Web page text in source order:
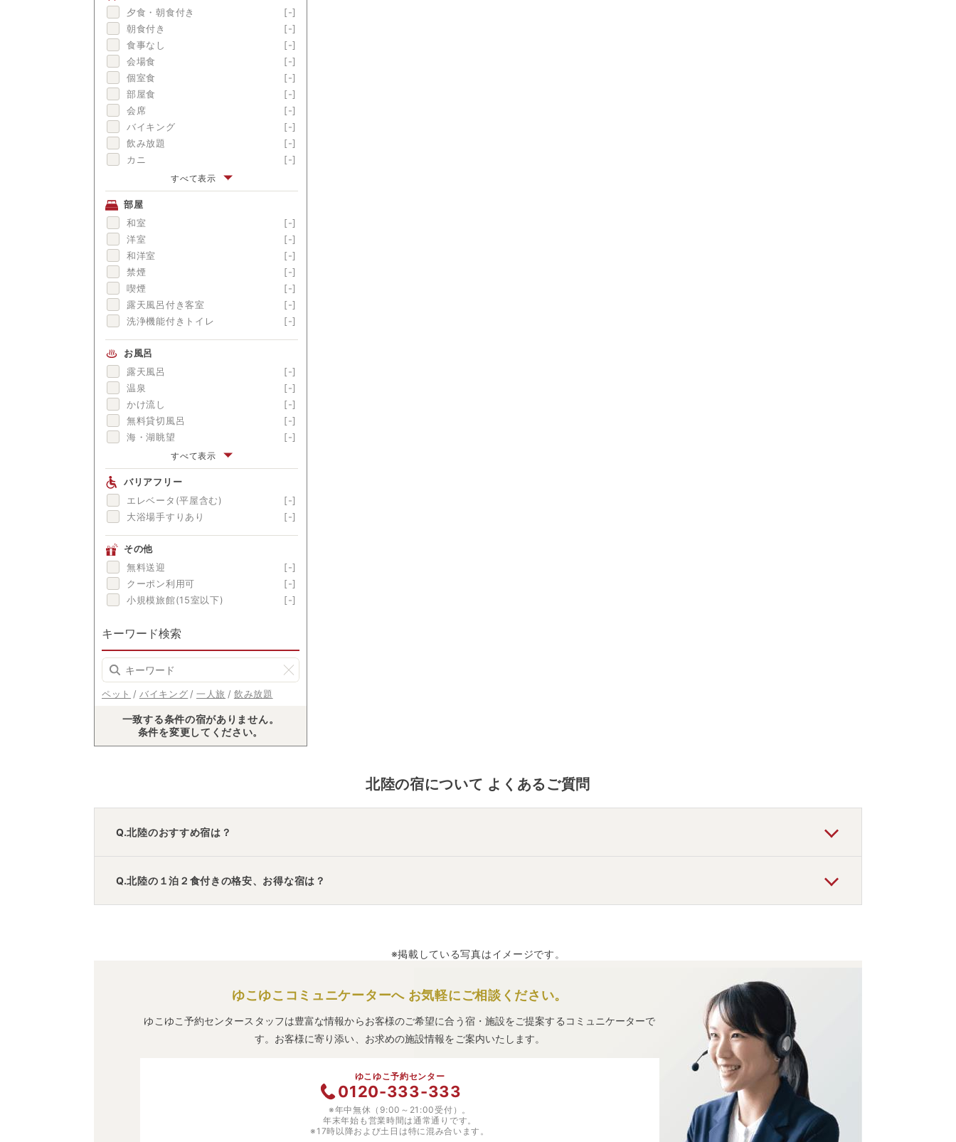
夕食・朝食付き
[-]
朝食付き
[-]
食事なし
[-]
会場食
[-]
個室食
[-]
部屋食
[-]
会席
[-]
バイキング
[-]
飲み放題
[-]
カニ
[-]
アワビ
[-]
金目鯛
舟盛
[-]
ブランド牛
[-]
囲炉裏料理
[-]
松茸
[-]
すべて表示
部屋
和室
[-]
洋室
[-]
和洋室
[-]
禁煙
[-]
喫煙
[-]
露天風呂付き客室
[-]
洗浄機能付きトイレ
[-]
お風呂
露天風呂
[-]
温泉
[-]
かけ流し
[-]
無料貸切風呂
[-]
海・湖眺望
[-]
富士山眺望
渓流眺望
[-]
にごり湯
美肌の湯
[-]
すべて表示
バリアフリー
エレベータ(平屋含む)
[-]
大浴場手すりあり
[-]
その他
無料送迎
[-]
クーポン利用可
[-]
小規模旅館(15室以下)
[-]
キーワード検索
ペット バイキング 一人旅 飲み放題
一致する条件の宿がありません。
条件を変更してください。
北陸の宿について よくあるご質問
Q.北陸のおすすめ宿は？
A.「メルキュール富山砺波リゾート＆スパ 」
などの旅館・ホテルがおすすめの宿泊先
です。
Q.北陸の１泊２食付きの格安、お得な宿は？
※掲載している写真はイメージです。
ゆこゆこコミュニケーターへ お気軽にご相談ください。
ゆこゆこ予約センタースタッフは豊富な情報からお客様のご希望に合う宿・施設をご提案するコミュニケーターで
す。お客様に寄り添い、お求めの施設情報をご案内いたします。
ゆこゆこ予約センター
0120-333-333
※年中無休（9:00～21:00受付）。
年末年始も営業時間は通常通りです。
※17時以降および土日は特に混み合います。